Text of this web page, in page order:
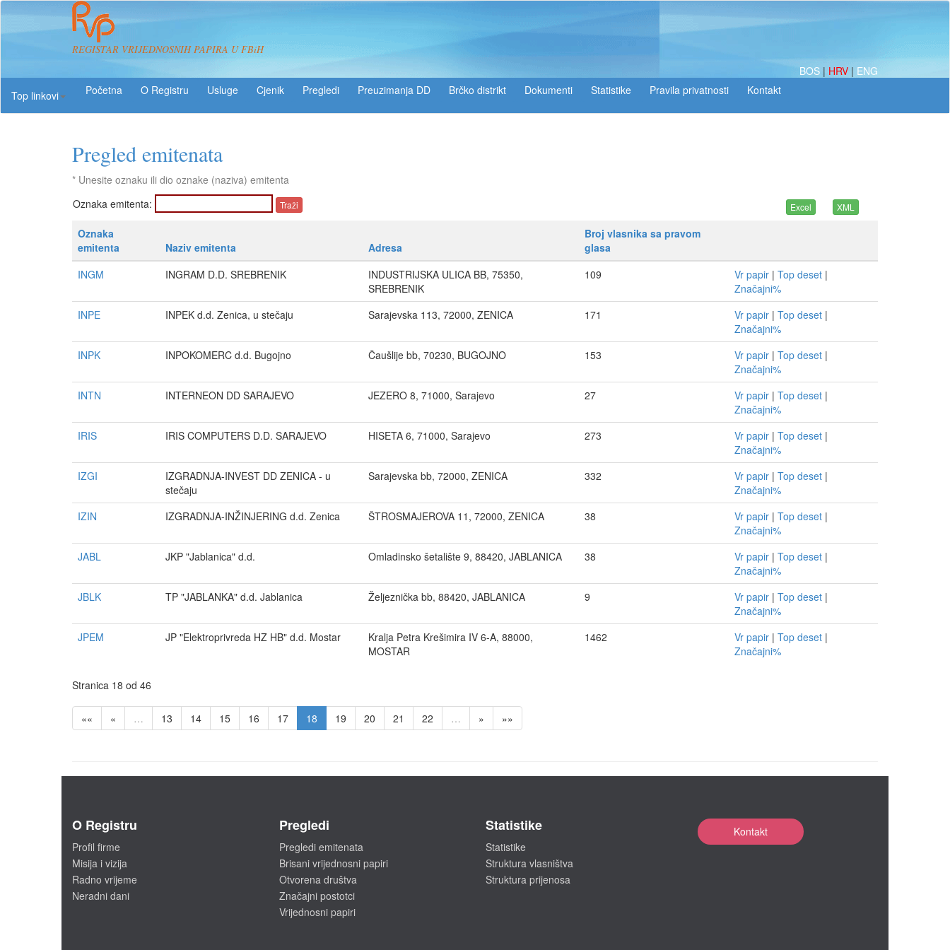
REGISTAR VRIJEDNOSNIH PAPIRA U FBiH
BOS | HRV | ENG
Top linkovi
O Registru Usluge Pregledi Preuzimanja DD Brčko distrikt Dokumenti Statistike
Pregled emitenata
* Unesite oznaku ili dio oznake (naziva) emitenta
Oznaka emitenta:
Oznaka
emitenta
Naziv emitenta Adresa
Broj vlasnika sa pravom
glasa
INGM
INGRAM D.D. SREBRENIK
INDUSTRIJSKA ULICA BB, 75350,
SREBRENIK
109 Vr papir | Top deset |
Značajni%
INPE
INPEK d.d. Zenica, u stečaju Sarajevska 113, 72000, ZENICA 171 Vr papir | Top deset |
Značajni%
INPK
INPOKOMERC d.d. Bugojno Čaušlije bb, 70230, BUGOJNO 153 Vr papir | Top deset |
Značajni%
INTN
INTERNEON DD SARAJEVO JEZERO 8, 71000, Sarajevo 27 Vr papir | Top deset |
Značajni%
IRIS
IRIS COMPUTERS D.D. SARAJEVO HISETA 6, 71000, Sarajevo 273 Vr papir | Top deset |
Značajni%
IZGI
IZGRADNJA-INVEST DD ZENICA - u
stečaju
Sarajevska bb, 72000, ZENICA 332 Vr papir | Top deset |
Značajni%
IZIN
IZGRADNJA-INŽINJERING d.d. Zenica ŠTROSMAJEROVA 11, 72000, ZENICA 38 Vr papir | Top deset |
Značajni%
JABL
JKP "Jablanica" d.d. Omladinsko šetalište 9, 88420, JABLANICA 38 Vr papir | Top deset |
Značajni%
JBLK
TP "JABLANKA" d.d. Jablanica Željeznička bb, 88420, JABLANICA 9 Vr papir | Top deset |
Značajni%
JPEM
JP "Elektroprivreda HZ HB" d.d. Mostar
Kralja Petra Krešimira IV 6-A, 88000,
MOSTAR
1462 Vr papir | Top deset |
Značajni%
Stranica 18 od 46
«« « … 13 14 15 16 17 18 19 20 21 22 … » »»
O Registru
Profil firme
Misija i vizija
Radno vrijeme
Neradni dani
Pregledi
Pregledi emitenata
Brisani vrijednosni papiri
Otvorena društva
Značajni postotci
Vrijednosni papiri
Statistike
Statistike
Struktura vlasništva
Struktura prijenosa
Kontakt